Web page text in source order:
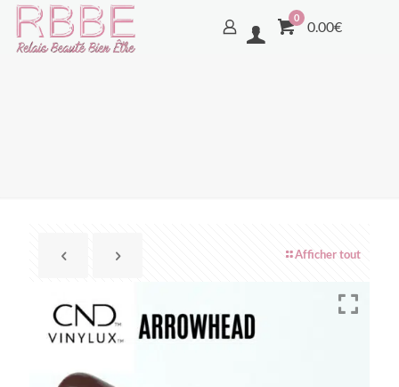
0
0.00€
Afficher tout